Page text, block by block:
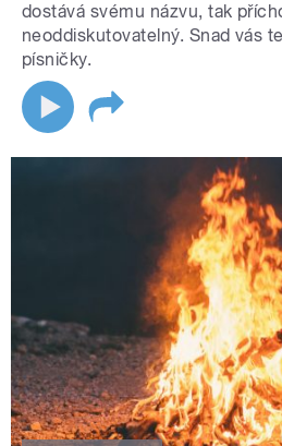
dostává svému názvu, tak
neoddiskutovatelný. Snad vás
písničky.